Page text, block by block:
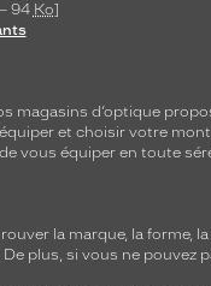
94 Ko]
magasins d’optique
et choisir votre
vous équiper en toute
la marque, la forme,
plus, si vous ne pouvez